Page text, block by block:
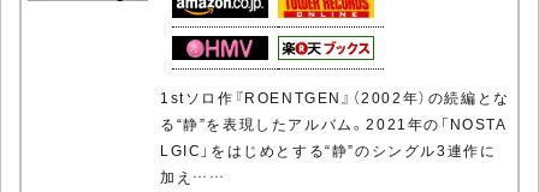
1stソロ作『ROENTGEN』（2002年）の続編とな
る“静”を表現したアルバム。2021年の「NOSTA
LGIC」をはじめとする“静”のシングル3連作に
加え……